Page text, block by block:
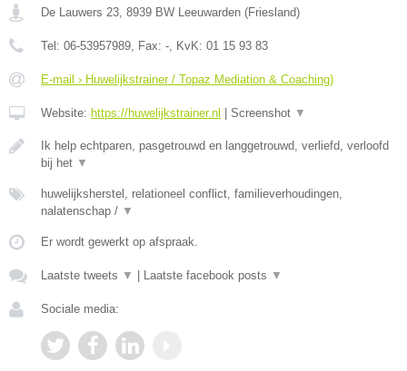
De Lauwers 23, 8939 BW Leeuwarden (Friesland)
Tel: 06-53957989, Fax: -, KvK: 01 15 93 83
E-mail › Huwelijkstrainer / Topaz Mediation & Coaching)
Website: https://huwelijkstrainer.nl Screenshot ▼
Ik help echtparen, pasgetrouwd en langgetrouwd, verliefd, verloofd
bij het ▼
huwelijksherstel, relationeel conflict, familieverhoudingen,
nalatenschap / ▼
Er wordt gewerkt op afspraak.
Laatste tweets ▼ Laatste facebook posts ▼
Sociale media: